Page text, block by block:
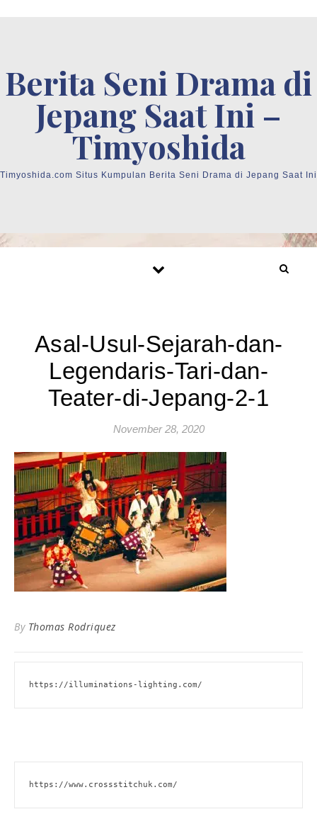
Berita Seni Drama di
Jepang Saat Ini –
Timyoshida
Timyoshida.com Situs Kumpulan Berita Seni Drama di Jepang Saat Ini
Asal-Usul-Sejarah-dan-
Legendaris-Tari-dan-
Teater-di-Jepang-2-1
November 28, 2020
By Thomas Rodriquez
https://illuminations-lighting.com/
https://www.crossstitchuk.com/